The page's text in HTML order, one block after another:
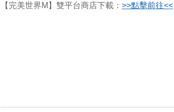
【完美世界M】雙平台商店下載： >>點擊前往<<